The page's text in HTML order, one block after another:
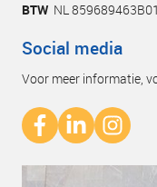
BTW NL 859689463B01
Social media
Voor meer informatie,